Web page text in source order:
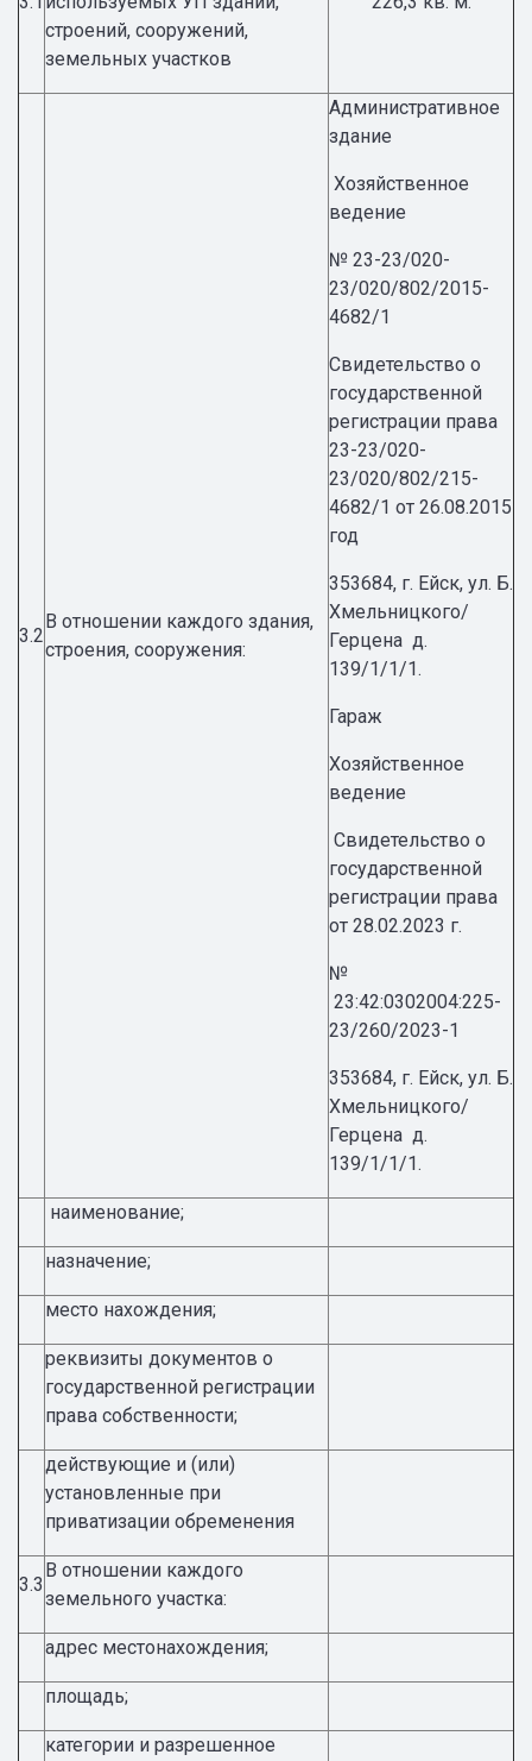
строений, сооружений,
земельных участков
3.2
В отношении каждого здания,
строения, сооружения:
Административное
здание
Хозяйственное
ведение
№ 23-23/020-
23/020/802/2015-
4682/1
Свидетельство о
государственной
регистрации права
23-23/020-
23/020/802/215-
4682/1 от 26.08.2015
год
353684, г. Ейск, ул. Б.
Хмельницкого/
Герцена д.
139/1/1/1.
Гараж
Хозяйственное
ведение
Свидетельство о
государственной
регистрации права
от 28.02.2023 г.
№
23:42:0302004:225-
23/260/2023-1
353684, г. Ейск, ул. Б.
Хмельницкого/
Герцена д.
139/1/1/1.
наименование;
назначение;
место нахождения;
реквизиты документов о
государственной регистрации
права собственности;
действующие и (или)
установленные при
приватизации обременения
3.3
В отношении каждого
земельного участка:
адрес местонахождения;
площадь;
категории и разрешенное